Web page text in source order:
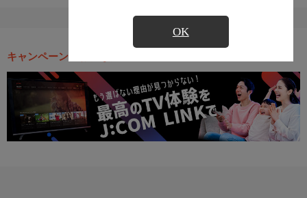
OK
キャンペーン・お得な情報